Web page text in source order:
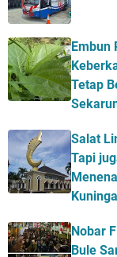
Embun
Tetap
Salat
Tapi
Nobar
Bule